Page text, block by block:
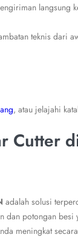
langsung
teknis dari
, atau jelajahi
Cutter
adalah solusi
dan potongan besi
meningkat